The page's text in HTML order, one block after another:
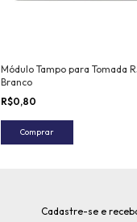
Módulo Tampo para Tomada
Branco
R$0,80
Comprar
Cadastre-se e